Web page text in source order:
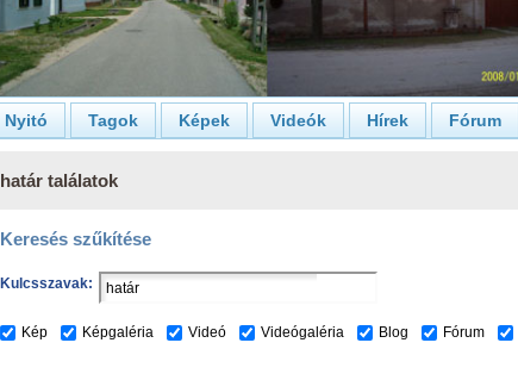
Nyitó Tagok Képek Videók Hírek Fórum
határ találatok
Keresés szűkítése
Kulcsszavak:
Kép Képgaléria Videó Videógaléria Blog Fórum